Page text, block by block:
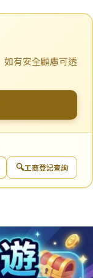
有安全顧慮可透
🔍工商登記查詢